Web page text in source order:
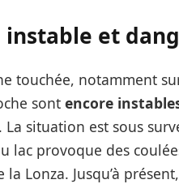
instable et
touchée, notamment
sont encore
La situation est sous
lac provoque des
la Lonza. Jusqu’à